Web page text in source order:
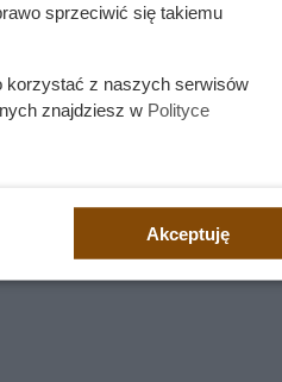
kapcie,
opiekun wrócił do
sprzeciwić się takiemu
korzystać z naszych serwisów
znajdziesz w Polityce
Akceptuję